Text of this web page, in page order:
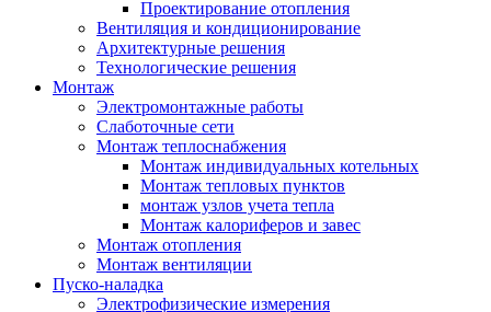
Проектирование отопления
Вентиляция и кондиционирование
Архитектурные решения
Технологические решения
Монтаж
Электромонтажные работы
Слаботочные сети
Монтаж теплоснабжения
Монтаж индивидуальных котельных
Монтаж тепловых пунктов
монтаж узлов учета тепла
Монтаж калориферов и завес
Монтаж отопления
Монтаж вентиляции
Пуско-наладка
Электрофизические измерения